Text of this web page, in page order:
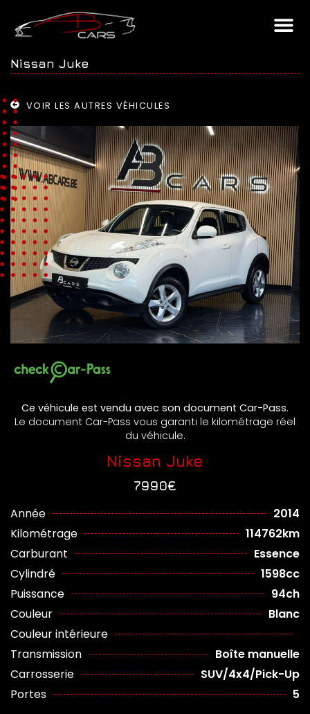
Nissan Juke
VOIR LES AUTRES VÉHICULES
Ce véhicule est vendu avec son document Car-Pass.
Le document Car-Pass vous garanti le kilométrage réel
du véhicule.
Nissan Juke
7990€
Année
2014
Kilométrage
114762km
Carburant
Essence
Cylindré
1598cc
Puissance
94ch
Couleur
Blanc
Couleur intérieure
Transmission
Boîte manuelle
Carrosserie
SUV/4x4/Pick-Up
Portes
5